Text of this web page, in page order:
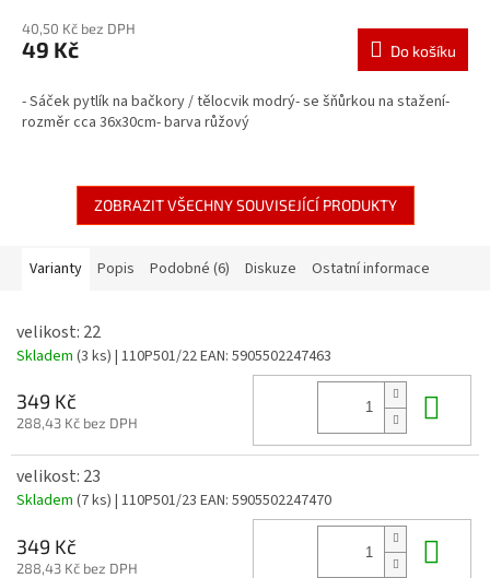
40,50 Kč bez DPH
49 Kč Do košíku
- Sáček pytlík na bačkory / tělocvik modrý- se šňůrkou na stažení-
rozměr cca 36x30cm- barva růžový
ZOBRAZIT VŠECHNY SOUVISEJÍCÍ PRODUKTY
Varianty Popis Podobné (6) Diskuze Ostatní informace
velikost: 22
Skladem (3 ks) | 110P501/22EAN: 5905502247463
349 Kč
288,43 Kč bez DPH
velikost: 23
Skladem (7 ks) | 110P501/23 EAN: 5905502247470
349 Kč
288,43 Kč bez DPH